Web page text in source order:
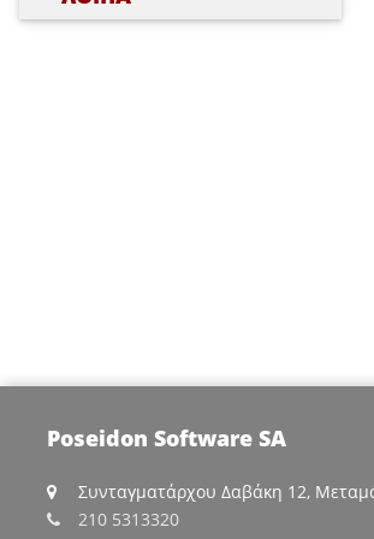
Poseidon Software SA
Συνταγματάρχου Δαβάκη 12,
210 5313320